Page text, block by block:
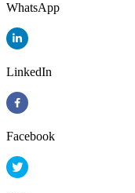
WhatsApp
LinkedIn
Facebook